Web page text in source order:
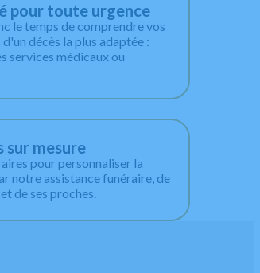
pour toute urgence
le temps de comprendre vos
décès la plus adaptée :
services médicaux ou
mesure
pour personnaliser la
notre assistance funéraire, de
de ses proches.